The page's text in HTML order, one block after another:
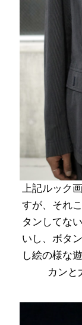
上記ルック
すが、それ
タンしてな
いし、ボタ
し絵の様な
カンと